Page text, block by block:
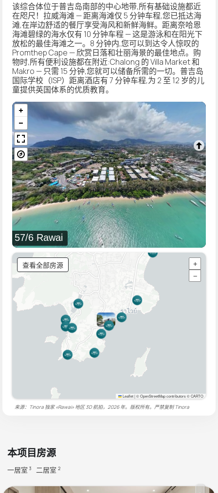
该综合体位于普吉岛南部的中心地带,所有基础设施都近
在咫尺！拉威海滩 — 距离海滩仅 5 分钟车程,您已抵达海
滩,在岸边舒适的餐厅享受海风和新鲜海鲜。距离奈哈恩
海滩碧绿的海水仅有 10 分钟车程 — 这是游泳和在阳光下
放松的最佳海滩之一。8 分钟内,您可以到达令人惊叹的
Promthep Cape — 欣赏日落和壮丽海景的最佳地点。购
物时,所有便利设施都在附近:Chalong 的 Villa Market 和
Makro — 只需 15 分钟,您就可以储备所需的一切。普吉岛
国际学校（ISP）距离酒店有 7 分钟车程,为 2 至 12 岁的儿
童提供英国体系的优质教育。
57/6 Rawai
查看全部房源
+
−
Leaflet|© OpenStreetMap contributors © CARTO
来源：Tinora 独家 «Rawai» 地区 3D 航拍，2026 年。版权所有。严禁复制Tinora
本项目房源
一居室 3 二居室 2